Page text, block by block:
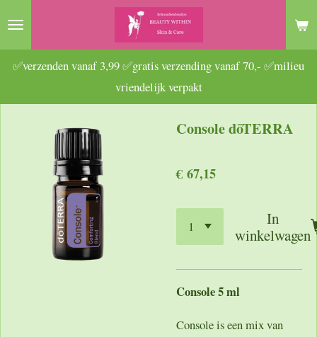
Ga
naar
hoofdinhoud
✅verzenden vanaf 3,99 ✅gratis verzending vanaf 70,- ✅milieu
vriendelijk verpakt
Console dōTERRA
€ 67,15
In
winkelwagen
Console 5 ml
Console is een mix van